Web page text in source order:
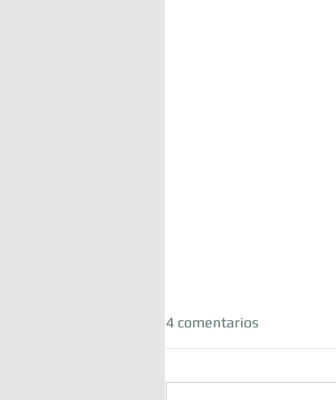
4 comentarios